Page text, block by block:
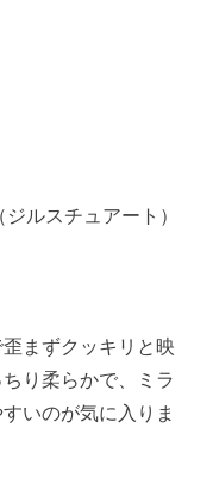
ルスチュアート）
まずクッキリと映
り柔らかで、ミラ
いのが気に入りま